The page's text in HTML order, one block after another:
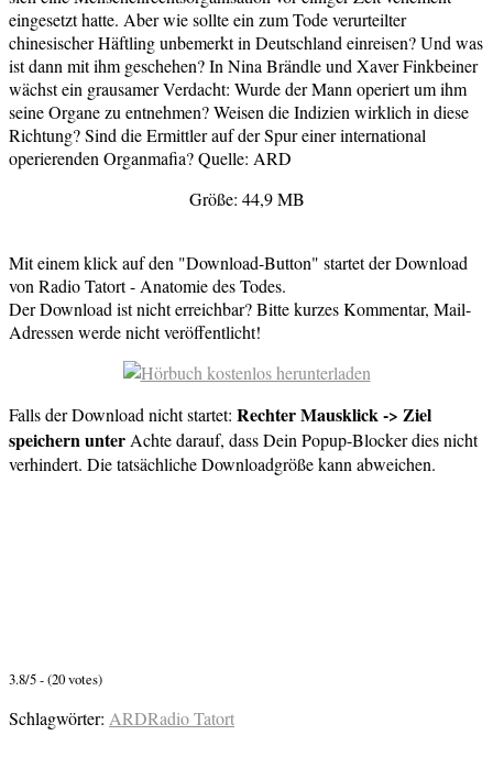
eingesetzt hatte. Aber wie sollte ein zum Tode verurteilter
chinesischer Häftling unbemerkt in Deutschland einreisen? Und was
ist dann mit ihm geschehen? In Nina Brändle und Xaver Finkbeiner
wächst ein grausamer Verdacht: Wurde der Mann operiert um ihm
seine Organe zu entnehmen? Weisen die Indizien wirklich in diese
Richtung? Sind die Ermittler auf der Spur einer international
operierenden Organmafia? Quelle: ARD
Größe: 44,9 MB
Mit einem klick auf den "Download-Button" startet der Download
von Radio Tatort - Anatomie des Todes.
Der Download ist nicht erreichbar? Bitte kurzes Kommentar, Mail-
Adressen werde nicht veröffentlicht!
Falls der Download nicht startet: Rechter Mausklick -> Ziel
speichern unter Achte darauf, dass Dein Popup-Blocker dies nicht
verhindert. Die tatsächliche Downloadgröße kann abweichen.
3.8/5 - (20 votes)
Schlagwörter: ARDRadio Tatort